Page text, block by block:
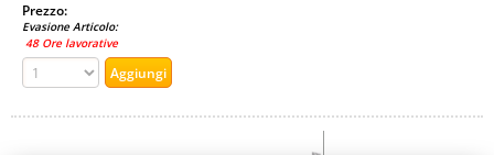
Prezzo:
Evasione Articolo:
48 Ore lavorative